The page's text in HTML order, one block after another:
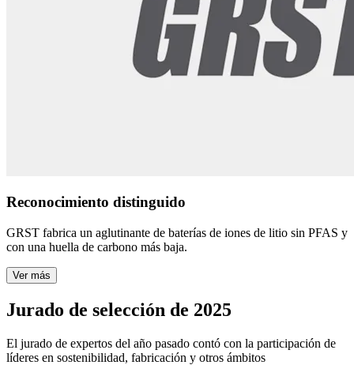
Reconocimiento distinguido
GRST fabrica un aglutinante de baterías de iones de litio sin PFAS y
con una huella de carbono más baja.
Ver más
Jurado de selección de 2025
El jurado de expertos del año pasado contó con la participación de
líderes en sostenibilidad, fabricación y otros ámbitos